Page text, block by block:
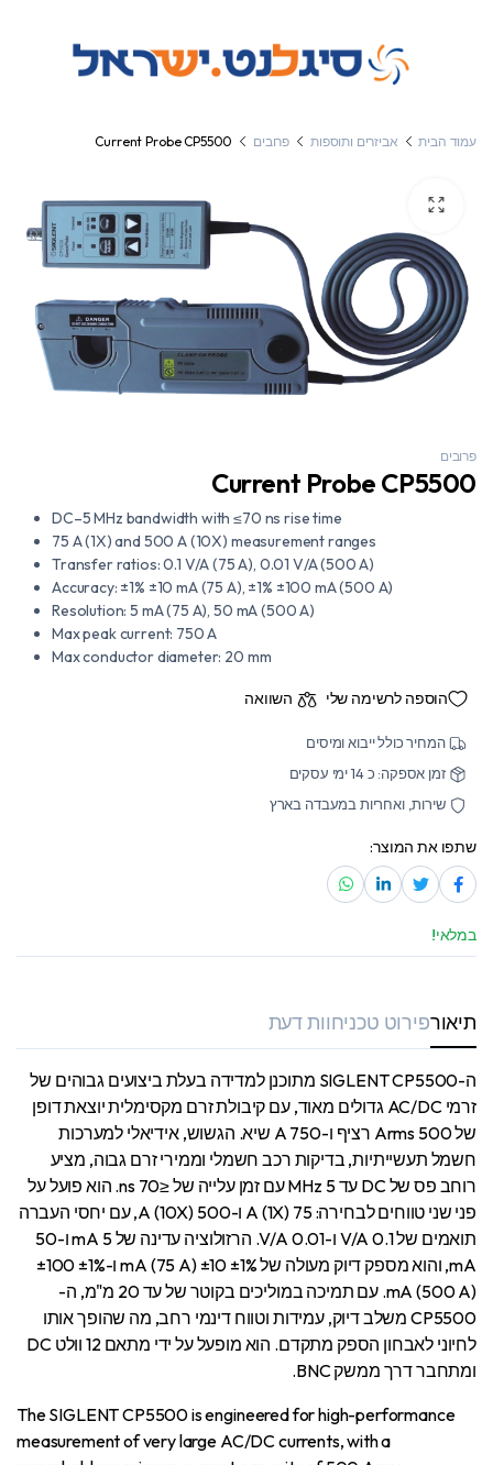
עמוד הבית אביזרים ותוספות פרובים Current Probe CP5500
פרובים
Current Probe CP5500
DC–5 MHz bandwidth with ≤70 ns rise time
75 A (1X) and 500 A (10X) measurement ranges
Transfer ratios: 0.1 V/A (75 A), 0.01 V/A (500 A)
Accuracy: ±1% ±10 mA (75 A), ±1% ±100 mA (500 A)
Resolution: 5 mA (75 A), 50 mA (500 A)
Max peak current: 750 A
Max conductor diameter: 20 mm
הוספה לרשימה שלי השוואה
המחיר כולל ייבוא ומיסים
זמן אספקה: כ 14 ימי עסקים
שירות, ואחריות במעבדה בארץ
שתפו את המוצר:
במלאי!
תיאורפירוט טכניחוות דעת
ה-SIGLENT CP5500 מתוכנן למדידה בעלת ביצועים גבוהים של
זרמי AC/DC גדולים מאוד, עם קיבולת זרם מקסימלית יוצאת דופן
של 500 Arms רציף ו-750 A שיא. הגשוש, אידיאלי למערכות
חשמל תעשייתיות, בדיקות רכב חשמלי וממירי זרם גבוה, מציע
רוחב פס של DC עד 5 MHz עם זמן עלייה של ≤70 ns. הוא פועל על
פני שני טווחים לבחירה: 75 A (1X) ו-500 A (10X), עם יחסי העברה
תואמים של 0.1 V/A ו-0.01 V/A. הרזולוציה עדינה של 5 mA ו-50
mA, והוא מספק דיוק מעולה של ±1% ±10 mA (75 A) ו-±1% ±100
mA (500 A). עם תמיכה במוליכים בקוטר של עד 20 מ"מ, ה-
CP5500 משלב דיוק, עמידות וטווח דינמי רחב, מה שהופך אותו
לחיוני לאבחון הספק מתקדם. הוא מופעל על ידי מתאם 12 וולט DC
ומתחבר דרך ממשק BNC.
The SIGLENT CP5500 is engineered for high-performance
measurement of very large AC/DC currents, with a